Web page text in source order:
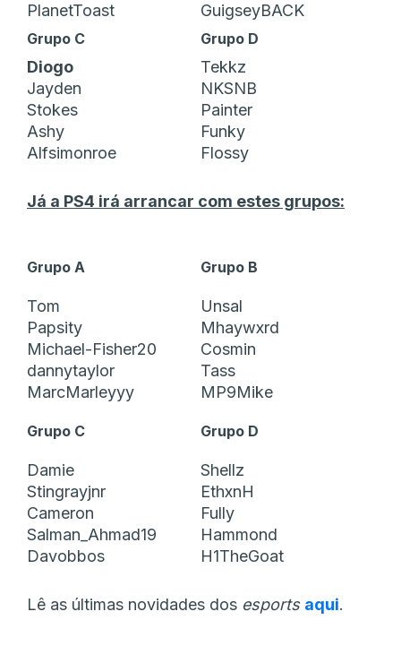
PlanetToast GuigseyBACK
Grupo C Grupo D
Diogo
Tekkz
Jayden
NKSNB
Stokes
Painter
Ashy
Funky
Alfsimonroe
Flossy
Já a PS4 irá arrancar com estes grupos:
Grupo A Grupo B
Tom
Unsal
Papsity
Mhaywxrd
Michael-Fisher20
Cosmin
dannytaylor
Tass
MarcMarleyyy
MP9Mike
Grupo C Grupo D
Damie
Shellz
Stingrayjnr
EthxnH
Cameron
Fully
Salman_Ahmad19
Hammond
Davobbos
H1TheGoat
Lê as últimas novidades dos esports aqui.